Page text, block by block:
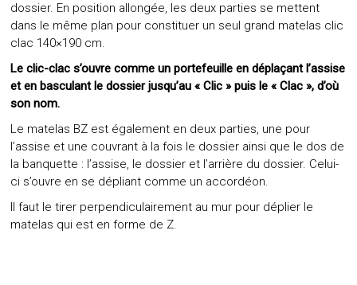
dossier. En position allongée, les deux parties se mettent
dans le même plan pour constituer un seul grand matelas clic
clac 140×190 cm.
Le clic-clac s’ouvre comme un portefeuille en déplaçant l’assise
et en basculant le dossier jusqu’au « Clic » puis le « Clac », d’où
son nom.
Le matelas BZ est également en deux parties, une pour
l’assise et une couvrant à la fois le dossier ainsi que le dos de
la banquette : l’assise, le dossier et l’arrière du dossier. Celui-
ci s’ouvre en se dépliant comme un accordéon.
Il faut le tirer perpendiculairement au mur pour déplier le
matelas qui est en forme de Z.